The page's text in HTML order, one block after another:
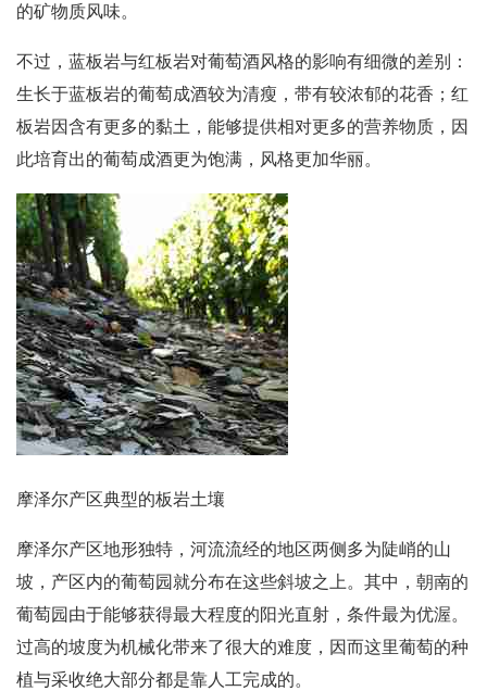
的矿物质风味。
不过，蓝板岩与红板岩对葡萄酒风格的影响有细微的差别：
生长于蓝板岩的葡萄成酒较为清瘦，带有较浓郁的花香；红
板岩因含有更多的黏土，能够提供相对更多的营养物质，因
此培育出的葡萄成酒更为饱满，风格更加华丽。
摩泽尔产区典型的板岩土壤
摩泽尔产区地形独特，河流流经的地区两侧多为陡峭的山
坡，产区内的葡萄园就分布在这些斜坡之上。其中，朝南的
葡萄园由于能够获得最大程度的阳光直射，条件最为优渥。
过高的坡度为机械化带来了很大的难度，因而这里葡萄的种
植与采收绝大部分都是靠人工完成的。